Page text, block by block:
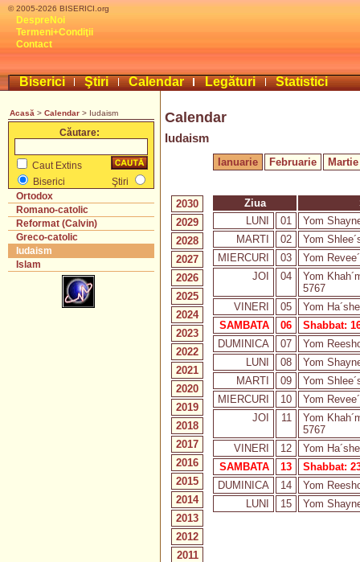
© 2005-2026 BISERICI.org
DespreNoi
Termeni+Condiţii
Contact
Biserici Ştiri Calendar Legături Statistici
Acasă > Calendar > Iudaism
Căutare:
Caut Extins
Biserici
Ştiri
Ortodox
Romano-catolic
Reformat (Calvin)
Greco-catolic
Iudaism
Islam
Calendar
Iudaism
Ianuarie Februarie Martie
2030
2029
2028
2027
2026
2025
2024
2023
2022
2021
2020
2019
2018
2017
2016
2015
2014
2013
2012
2011
Ziua
LUNI
01
Yom
MARTI
02
Yom
MIERCURI
03
Yom
JOI
04
Yom
5767
VINERI
05
Yom
SAMBATA
06
Shabbat:
DUMINICA
07
Yom
LUNI
08
Yom
MARTI
09
Yom
MIERCURI
10
Yom
JOI
11
Yom
5767
VINERI
12
Yom
SAMBATA
13
Shabbat:
DUMINICA
14
Yom
LUNI
15 Yom